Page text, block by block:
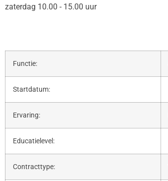
zaterdag 10.00 - 15.00 uur
Functie:
Startdatum:
Ervaring:
Educatielevel:
Contracttype: